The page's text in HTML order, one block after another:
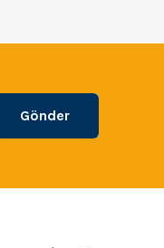
Gönder